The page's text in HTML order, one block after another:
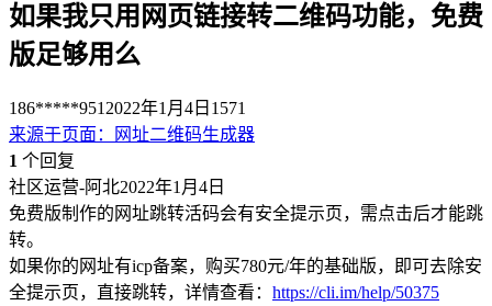
如果我只用网页链接转二维码功能，免费
版足够用么
186*****951 2022年1月4日 1571
来源于页面 ：
网址二维码生成器
1 个回复
社区运营-阿北2022年1月4日
免费版制作的网址跳转活码会有安全提示页，需点击后才能跳
转。
如果你的网址有icp备案，购买780元/年的基础版，即可去除安
全提示页，直接跳转，详情查看： https://cli.im/help/50375